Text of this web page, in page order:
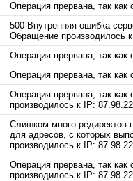
Операция прервана, так как
500 Внутренняя ошибка
Обращение производилось
Операция прервана, так как
Операция прервана, так как
Операция прервана, так
производилось к IP:
Слишком много редиректов
для адресов, с которых
производилось к IP:
Операция прервана, так
производилось к IP: